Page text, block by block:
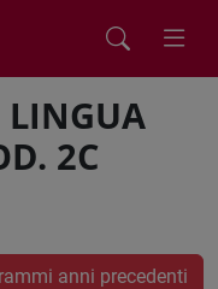
LINGUA
2C
anni precedenti